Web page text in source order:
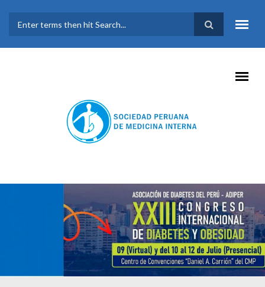
FORMULARIO DE
BÚSQUEDA